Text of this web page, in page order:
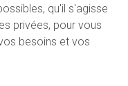
qu'il s'agisse
privées, pour vous
besoins et vos